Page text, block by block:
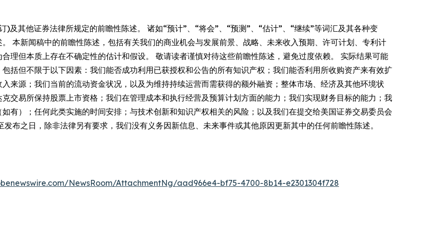
及其他证券法律所规定的前瞻性陈述。 诸如“预计”、“将会”、“预测”、“估计”、“继续”等词汇及其各种变
本新闻稿中的前瞻性陈述，包括有关我们的商业机会与发展前景、战略、未来收入预期、许可计划、专利计
理但本质上存在不确定性的估计和假设。 敬请读者谨慎对待这些前瞻性陈述，避免过度依赖。 实际结果可能
括但不限于以下因素：我们能否成功利用已获授权和公告的所有知识产权；我们能否利用所收购资产来有效扩
来源；我们当前的流动资金状况，以及为维持持续运营而需获得的额外融资；整体市场、经济及其他环境状
交易所保持股票上市资格；我们在管理成本和执行经营及预算计划方面的能力；我们实现财务目标的能力；我
有）；任何此类实施的时间安排；与技术创新和知识产权相关的风险；以及我们在提交给美国证券交易委员会
布之日，除非法律另有要求，我们没有义务因新信息、未来事件或其他原因更新其中的任何前瞻性陈述。
NewsRoom/AttachmentNg/aad966e4-bf75-4700-8b14-e2301304f728